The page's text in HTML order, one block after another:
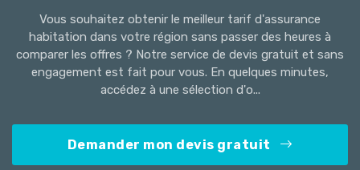
Vous souhaitez obtenir le meilleur tarif d'assurance
habitation dans votre région sans passer des heures à
comparer les offres ? Notre service de devis gratuit et sans
engagement est fait pour vous. En quelques minutes,
accédez à une sélection d'o...
Demander mon devis gratuit